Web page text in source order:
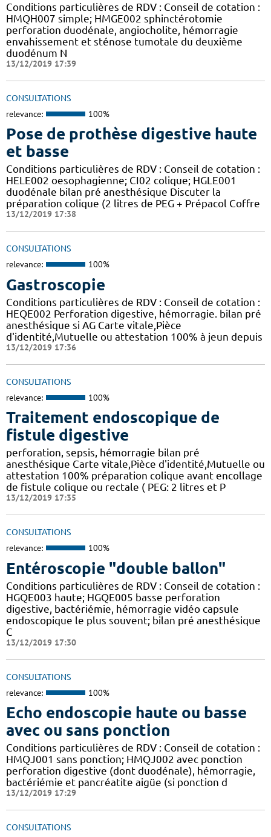
Conditions particulières de RDV : Conseil de cotation :
HMQH007 simple; HMGE002 sphinctérotomie
perforation duodénale, angiocholite, hémorragie
envahissement et sténose tumotale du deuxième
duodénum N
13/12/2019 17:39
CONSULTATIONS
relevance: 100%
Pose de prothèse digestive haute
et basse
Conditions particulières de RDV : Conseil de cotation :
HELE002 oesophagienne; CI02 colique; HGLE001
duodénale bilan pré anesthésique Discuter la
préparation colique (2 litres de PEG + Prépacol Coffre
13/12/2019 17:38
CONSULTATIONS
relevance: 100%
Gastroscopie
Conditions particulières de RDV : Conseil de cotation :
HEQE002 Perforation digestive, hémorragie. bilan pré
anesthésique si AG Carte vitale,Pièce
d'identité,Mutuelle ou attestation 100% à jeun depuis
13/12/2019 17:36
CONSULTATIONS
relevance: 100%
Traitement endoscopique de
fistule digestive
perforation, sepsis, hémorragie bilan pré
anesthésique Carte vitale,Pièce d'identité,Mutuelle ou
attestation 100% préparation colique avant encollage
de fistule colique ou rectale ( PEG: 2 litres et P
13/12/2019 17:35
CONSULTATIONS
relevance: 100%
Entéroscopie "double ballon"
Conditions particulières de RDV : Conseil de cotation :
HGQE003 haute; HGQE005 basse perforation
digestive, bactériémie, hémorragie vidéo capsule
endoscopique le plus souvent; bilan pré anesthésique
C
13/12/2019 17:30
CONSULTATIONS
relevance: 100%
Echo endoscopie haute ou basse
avec ou sans ponction
Conditions particulières de RDV : Conseil de cotation :
HMQJ001 sans ponction; HMQJ002 avec ponction
perforation digestive (dont duodénale), hémorragie,
bactériémie et pancréatite aigüe (si ponction d
13/12/2019 17:29
CONSULTATIONS